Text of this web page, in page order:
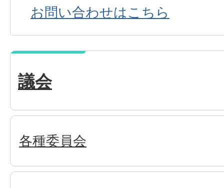
お問い合わせはこちら
議会
各種委員会